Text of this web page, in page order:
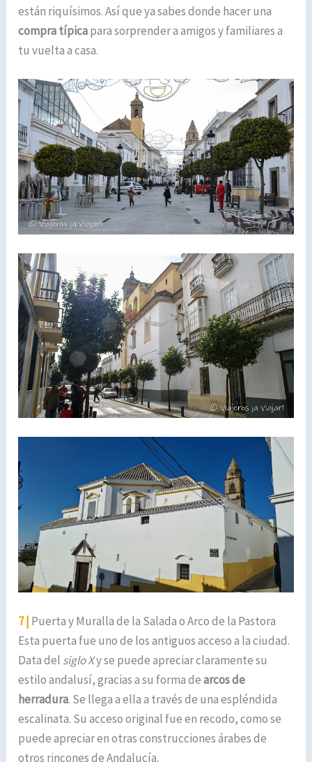
están riquísimos. Así que ya sabes donde hacer una
compra típicapara sorprender a amigos y familiares a
tu vuelta a casa.
7 | Puerta y Muralla de la Salada o Arco de la Pastora
Esta puerta fue uno de los antiguos acceso a la ciudad.
Data del siglo Xy se puede apreciar claramente su
estilo andalusí, gracias a su forma dearcos de
herradura. Se llega a ella a través de una espléndida
escalinata. Su acceso original fue en recodo, como se
puede apreciar en otras construcciones árabes de
otros rincones de Andalucía.